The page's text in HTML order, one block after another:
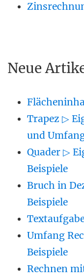
Neue
Trapez ▷
und
Quader ▷
Beispiele
Bruch in
Beispiele
Umfang
Beispiele
Rechnen